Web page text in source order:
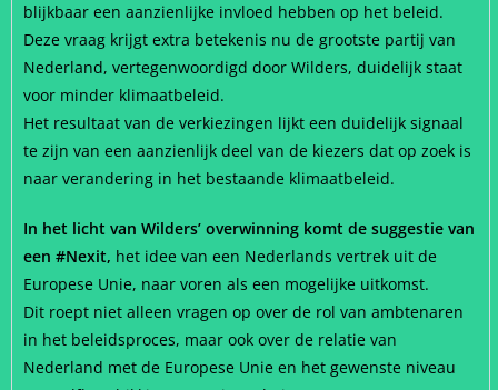
blijkbaar een aanzienlijke invloed hebben op het beleid.
Deze vraag krijgt extra betekenis nu de grootste partij van
Nederland, vertegenwoordigd door Wilders, duidelijk staat
voor minder klimaatbeleid.
Het resultaat van de verkiezingen lijkt een duidelijk signaal
te zijn van een aanzienlijk deel van de kiezers dat op zoek is
naar verandering in het bestaande klimaatbeleid.
In het licht van Wilders’ overwinning komt de suggestie van
een #Nexit, het idee van een Nederlands vertrek uit de
Europese Unie, naar voren als een mogelijke uitkomst.
Dit roept niet alleen vragen op over de rol van ambtenaren
in het beleidsproces, maar ook over de relatie van
Nederland met de Europese Unie en het gewenste niveau